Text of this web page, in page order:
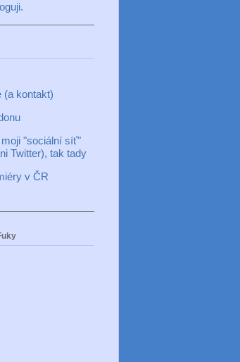
(a kontakt)
"sociální síť"
Twitter), tak tady
v ČR